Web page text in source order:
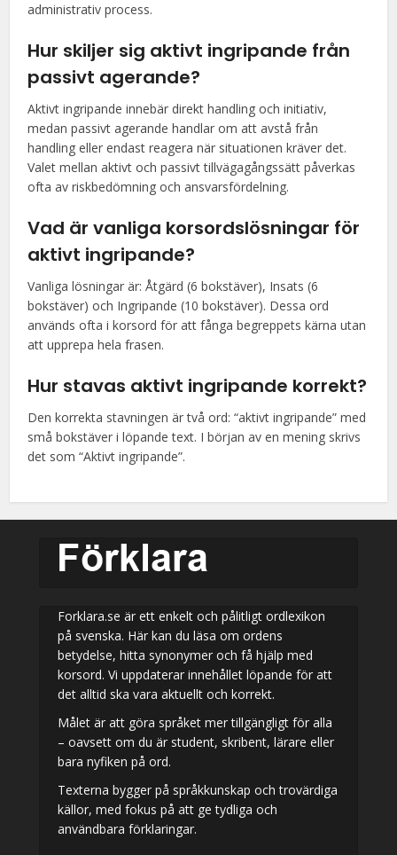
administrativ process.
Hur skiljer sig aktivt ingripande från
passivt agerande?
Aktivt ingripande innebär direkt handling och initiativ,
medan passivt agerande handlar om att avstå från
handling eller endast reagera när situationen kräver det.
Valet mellan aktivt och passivt tillvägagångssätt påverkas
ofta av riskbedömning och ansvarsfördelning.
Vad är vanliga korsordslösningar för
aktivt ingripande?
Vanliga lösningar är: Åtgärd (6 bokstäver), Insats (6
bokstäver) och Ingripande (10 bokstäver). Dessa ord
används ofta i korsord för att fånga begreppets kärna utan
att upprepa hela frasen.
Hur stavas aktivt ingripande korrekt?
Den korrekta stavningen är två ord: “aktivt ingripande” med
små bokstäver i löpande text. I början av en mening skrivs
det som “Aktivt ingripande”.
Forklara.se är ett enkelt och pålitligt ordlexikon
på svenska. Här kan du läsa om ordens
betydelse, hitta synonymer och få hjälp med
korsord. Vi uppdaterar innehållet löpande för att
det alltid ska vara aktuellt och korrekt.
Målet är att göra språket mer tillgängligt för alla
– oavsett om du är student, skribent, lärare eller
bara nyfiken på ord.
Texterna bygger på språkkunskap och trovärdiga
källor, med fokus på att ge tydliga och
användbara förklaringar.